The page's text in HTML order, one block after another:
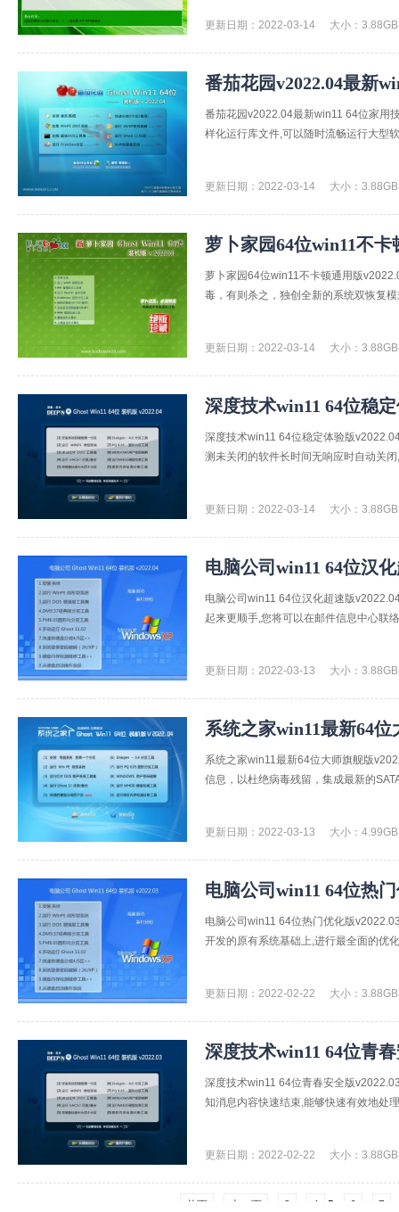
更新日期：2022-03-14 大小：3.88GB
番茄花园v2022.04最新
番茄花园v2022.04最新win11 64位家用
样化运行库文件,可以随时流畅运行大型
更新日期：2022-03-14 大小：3.88GB
萝卜家园64位win11不卡
萝卜家园64位win11不卡顿通用版
毒，有则杀之，独创全新的系统双恢复
更新日期：2022-03-14 大小：3.88GB
深度技术win11 64位稳
深度技术win11 64位稳定体验版
测未关闭的软件长时间无响应时自动关
更新日期：2022-03-14 大小：3.88GB
电脑公司win11 64位汉
电脑公司win11 64位汉化超速版
起来更顺手,您将可以在邮件信息中心联
更新日期：2022-03-13 大小：3.88GB
系统之家win11最新64位
系统之家win11最新64位大师旗舰版
信息，以杜绝病毒残留，集成最新的
更新日期：2022-03-13 大小：4.99GB
电脑公司win11 64位热
电脑公司win11 64位热门优化版
开发的原有系统基础上,进行最全面的优
更新日期：2022-02-22 大小：3.88GB
深度技术win11 64位青
深度技术win11 64位青春安全版
知消息内容快速结束,能够快速有效地处
更新日期：2022-02-22 大小：3.88GB
首页 上一页 3 4 5 6 7